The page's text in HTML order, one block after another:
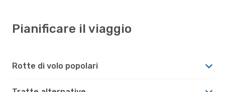
Pianificare il viaggio
Rotte di volo popolari